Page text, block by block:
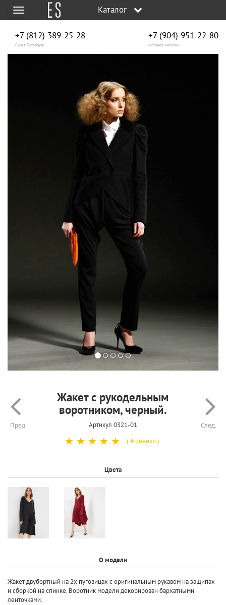
Меню Каталог
+7 (812) 389-25-28
Санкт-Петербург
+7 (904) 951‑22‑80
интернет-магазин
Пред.
Жакет с рукодельным
воротником, черный.
Артикул 0321-01 След.
☆
☆
☆
☆
☆ ( 4 оценки )
Цвета
О модели
Жакет двубортный на 2х пуговицах с оригинальным рукавом на защипах
и сборкой на спинке. Воротник модели декорирован бархатными
ленточками.